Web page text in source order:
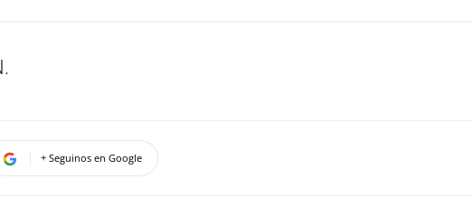
+ Seguinos en Google